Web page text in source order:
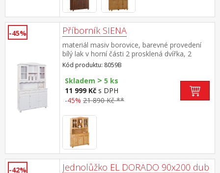
-45% Příborník SIENA
materiál masiv borovice, barevné provedení
bílý lak v horní části 2 prosklená dvířka, 2
police ve spodní části 3 plná dvířka, 3 zásuvky
s kovovými pojezdy hloubka horní části 32
cm sestava příborníku LIVIO ID20900810 a
nástavce LIVIO 8057B PAMINA, LOVI, ABACO,
LIVIO, ALICANTE, VALENCIA, TOSCANA,
Kód produktu: 8059B
Skladem > 5 ks
11 999 Kč s DPH
-45% 21 890 Kč **
-42%
Jednolůžko EL DORADO 90x200 dub